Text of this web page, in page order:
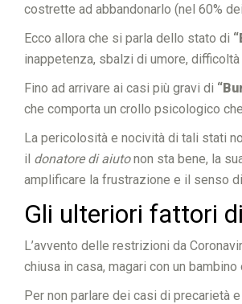
costrette ad abbandonarlo (nel 60%
Ecco allora che si parla dello stato di
inappetenza, sbalzi di umore,
Fino ad arrivare ai casi più gravi di
che comporta un crollo psicologico
La pericolosità e nocività di tali stati
il donatore di aiutonon sta bene, la
amplificare la frustrazione e il senso
Gli ulteriori fattori
L’avvento delle restrizioni da
chiusa in casa, magari con un
Per non parlare dei casi di precarietà